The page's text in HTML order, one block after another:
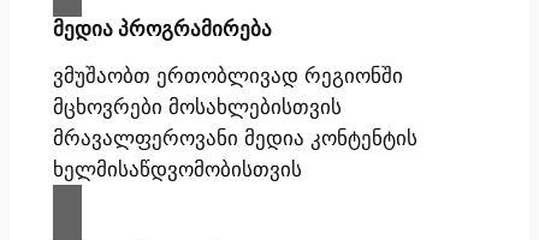
მედია პროგრამირება
ვმუშაობთ ერთობლივად რეგიონში
მცხოვრები მოსახლებისთვის
მრავალფეროვანი მედია კონტენტის
ხელმისაწდვომობისთვის